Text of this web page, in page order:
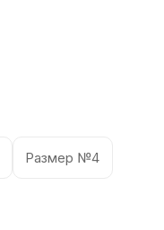
Размер №4